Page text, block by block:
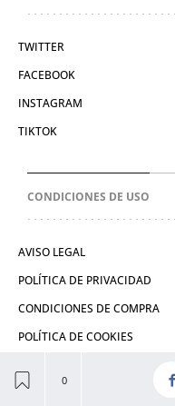
TWITTER
FACEBOOK
INSTAGRAM
TIKTOK
CONDICIONES DE USO
AVISO LEGAL
POLÍTICA DE PRIVACIDAD
CONDICIONES DE COMPRA
POLÍTICA DE COOKIES